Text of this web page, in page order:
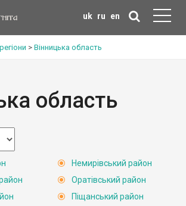
uk ru en
> Вінницька область
область
Немирівський район
Оратівський район
Піщанський район